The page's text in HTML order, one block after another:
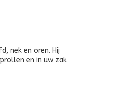
nek en oren. Hij
en in uw zak